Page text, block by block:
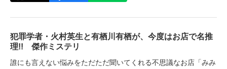
犯罪学者・火村英生と有栖川有栖が、今度はお店で名推
理!! 傑作ミステリ
誰にも言えない悩みをただただ聞いてくれる不思議なお店「みみ